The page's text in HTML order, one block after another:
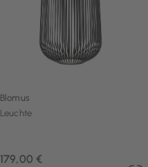
Blomus
Leuchte
179,00 €